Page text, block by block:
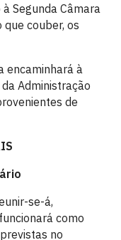
Segunda Câmara
que couber, os
encaminhará à
Administração
de
se-á,
como
no